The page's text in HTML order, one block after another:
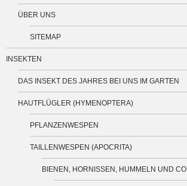
ÜBER UNS
SITEMAP
INSEKTEN
DAS INSEKT DES JAHRES BEI UNS IM GARTEN
HAUTFLÜGLER (HYMENOPTERA)
PFLANZENWESPEN
TAILLENWESPEN (APOCRITA)
BIENEN, HORNISSEN, HUMMELN UND CO.